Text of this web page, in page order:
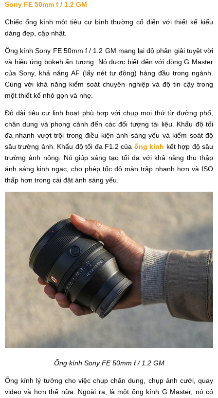
Sony FE 50mm f / 1.2 GM
Chiếc ống kính một tiêu cự bình thường cổ điển với thiết kế kiểu
dáng đẹp, cập nhật.
Ống kính Sony FE 50mm f / 1.2 GM mang lại độ phân giải tuyệt vời
và hiệu ứng bokeh ấn tượng. Nó được biết đến với dòng G Master
của Sony, khả năng AF (lấy nét tự động) hàng đầu trong ngành.
Cùng với khả năng kiểm soát chuyên nghiệp và độ tin cậy trong
một thiết kế nhỏ gọn và nhẹ.
Độ dài tiêu cự linh hoạt phù hợp với chụp mọi thứ từ đường phố,
chân dung và phong cảnh đến các đối tượng tài liệu. Khẩu độ tối
đa nhanh vượt trội trong điều kiện ánh sáng yếu và kiểm soát độ
sâu trường ảnh. Khẩu độ tối đa F1.2 của ống kính kết hợp độ sâu
trường ảnh nông. Nó giúp sáng tạo tối đa với khả năng thu thập
ánh sáng kinh ngạc, cho phép tốc độ màn trập nhanh hơn và ISO
thấp hơn trong cài đặt ánh sáng yếu.
Ống kính Sony FE 50mm f / 1.2 GM
Ống kính lý tưởng cho việc chụp chân dung, chụp ảnh cưới, quay
video và hơn thế nữa. Ngoài ra, là một ống kính G Master, nó có